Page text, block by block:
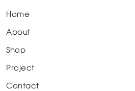
Home
About
Shop
Project
Contact